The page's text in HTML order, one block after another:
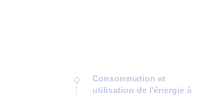
Consommation et
utilisation de l'énergie à